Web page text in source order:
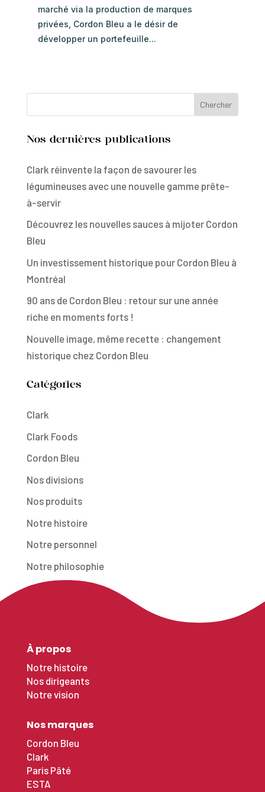
marché via la production de marques
privées, Cordon Bleu a le désir de
développer un portefeuille...
Nos dernières publications
Clark réinvente la façon de savourer les
légumineuses avec une nouvelle gamme prête-
à-servir
Découvrez les nouvelles sauces à mijoter Cordon
Bleu
Un investissement historique pour Cordon Bleu à
Montréal
90 ans de Cordon Bleu : retour sur une année
riche en moments forts !
Nouvelle image, même recette : changement
historique chez Cordon Bleu
Catégories
Clark
Clark Foods
Cordon Bleu
Nos divisions
Nos produits
Notre histoire
Notre personnel
Notre philosophie
À propos
Notre histoire
Nos dirigeants
Notre vision
Nos marques
Cordon Bleu
Clark
Paris Pâté
ESTA